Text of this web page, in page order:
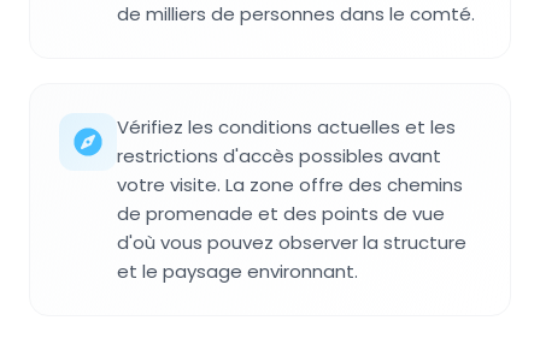
de milliers de personnes dans le comté.
Vérifiez les conditions actuelles et les
restrictions d'accès possibles avant
votre visite. La zone offre des chemins
de promenade et des points de vue
d'où vous pouvez observer la structure
et le paysage environnant.